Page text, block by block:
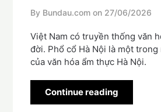
By Bundau.com on 27/06/2026
Việt Nam có truyền thống văn
đời. Phổ cổ Hà Nội là một
của văn hóa ẩm thực Hà Nội.
Continue reading